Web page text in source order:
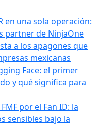
en una sola operación:
partner de NinjaOne
a los apagones que
mexicanas
Face: el primer
y qué significa para
por el Fan ID: la
sensibles bajo la